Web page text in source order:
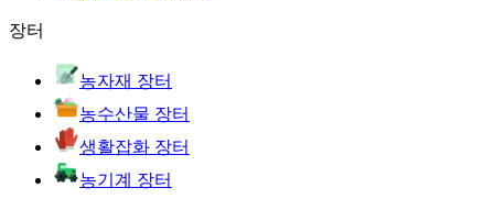
장터
농자재 장터
농수산물 장터
생활잡화 장터
농기계 장터